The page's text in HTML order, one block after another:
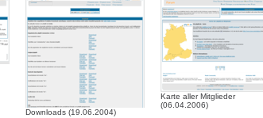
Downloads (19.06.2004)
Karte aller Mitglieder
(06.04.2006)